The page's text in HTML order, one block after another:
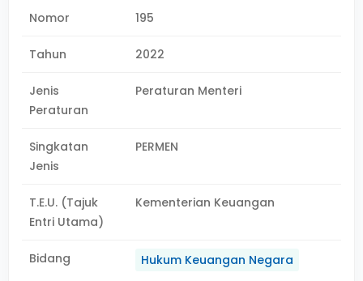
Nomor 195
Tahun 2022
Jenis
Peraturan
Peraturan Menteri
Singkatan
Jenis
PERMEN
T.E.U. (Tajuk
Entri Utama)
Kementerian Keuangan
Bidang Hukum Keuangan Negara